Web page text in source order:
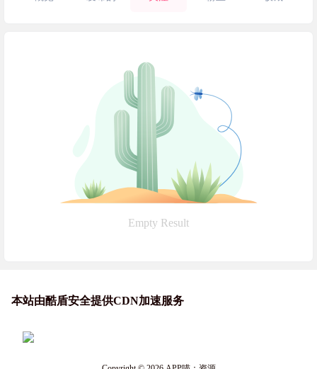
Empty Result
本站由酷盾安全提供CDN加速服务